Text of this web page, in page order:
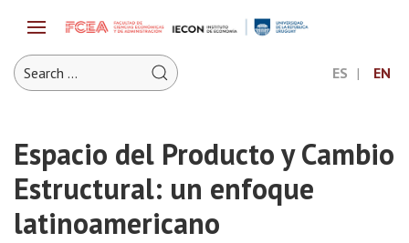
ES EN
Espacio del Producto y Cambio
Estructural: un enfoque
latinoamericano